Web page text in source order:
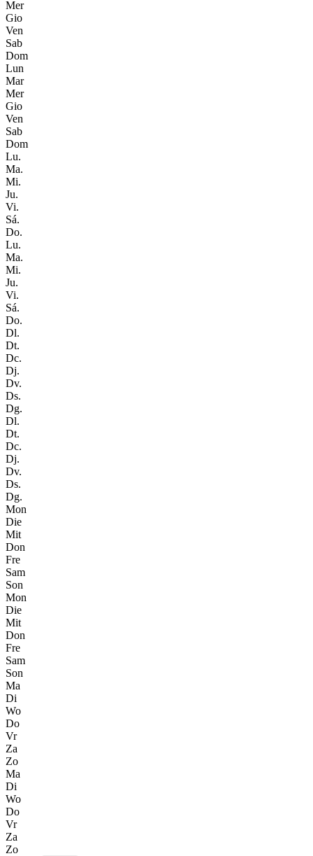
Mer
Gio
Ven
Sab
Dom
Lun
Mar
Mer
Gio
Ven
Sab
Dom
Lu.
Ma.
Mi.
Ju.
Vi.
Sá.
Do.
Lu.
Ma.
Mi.
Ju.
Vi.
Sá.
Do.
Dl.
Dt.
Dc.
Dj.
Dv.
Ds.
Dg.
Dl.
Dt.
Dc.
Dj.
Dv.
Ds.
Dg.
Mon
Die
Mit
Don
Fre
Sam
Son
Mon
Die
Mit
Don
Fre
Sam
Son
Ma
Di
Wo
Do
Vr
Za
Zo
Ma
Di
Wo
Do
Vr
Za
Zo